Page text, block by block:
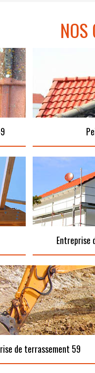
NOS
Entreprise
de terrassement 59